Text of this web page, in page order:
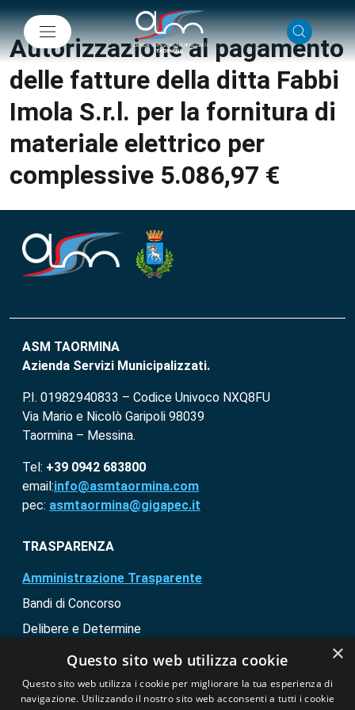
Autorizzazione al pagamento
delle fatture della ditta Fabbi
Imola S.r.l. per la fornitura di
materiale elettrico per
complessive 5.086,97 €
ASM TAORMINA
Azienda Servizi Municipalizzati.
P.I. 01982940833 – Codice Univoco NXQ8FU
Via Mario e Nicolò Garipoli 98039
Taormina – Messina.
Tel: +39 0942 683800
email:info@asmtaormina.com
pec: asmtaormina@gigapec.it
TRASPARENZA
Amministrazione Trasparente
Bandi di Concorso
Delibere e Determine
Bandi di gara e contratti
SEGUICI SU
×
Questo sito web utilizza cookie
Questo sito web utilizza i cookie per migliorare la tua esperienza di
navigazione. Utilizzando il nostro sito web acconsenti a tutti i cookie